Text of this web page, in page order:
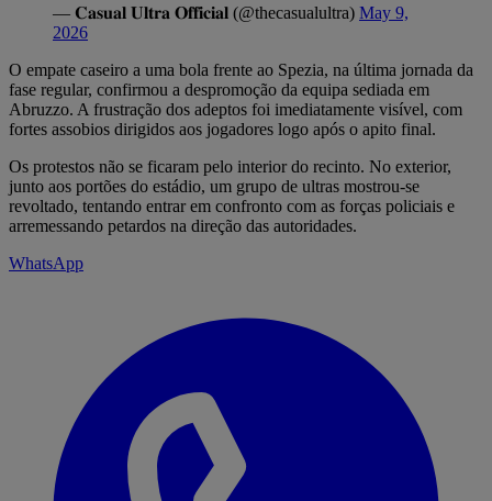
— 𝐂𝐚𝐬𝐮𝐚𝐥 𝐔𝐥𝐭𝐫𝐚 𝐎𝐟𝐟𝐢𝐜𝐢𝐚𝐥 (@thecasualultra) May 9,
2026
O empate caseiro a uma bola frente ao Spezia, na última jornada da
fase regular, confirmou a despromoção da equipa sediada em
Abruzzo. A frustração dos adeptos foi imediatamente visível, com
fortes assobios dirigidos aos jogadores logo após o apito final.
Os protestos não se ficaram pelo interior do recinto. No exterior,
junto aos portões do estádio, um grupo de ultras mostrou-se
revoltado, tentando entrar em confronto com as forças policiais e
arremessando petardos na direção das autoridades.
WhatsApp